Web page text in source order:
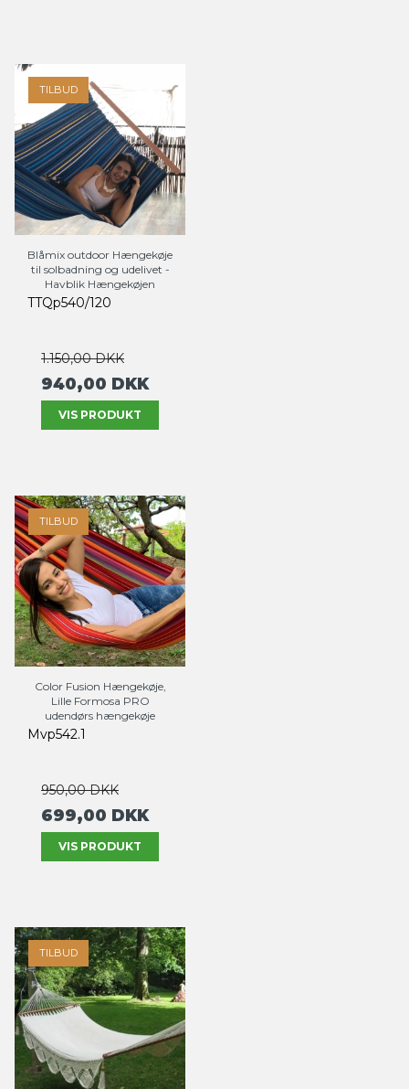
TILBUD
Blåmix outdoor Hængekøje
til solbadning og udelivet -
Havblik Hængekøjen
TTQp540/120
1.150,00 DKK
940,00 DKK
VIS PRODUKT
TILBUD
Color Fusion Hængekøje,
Lille Formosa PRO
udendørs hængekøje
Mvp542.1
950,00 DKK
699,00 DKK
VIS PRODUKT
TILBUD